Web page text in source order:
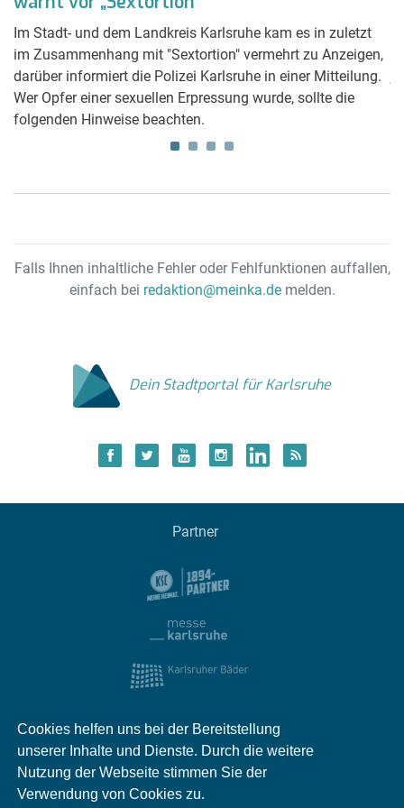
Cookies helfen uns bei der Bereitstellung
unserer Inhalte und Dienste. Durch die weitere
Nutzung der Webseite stimmen Sie der
Verwendung von Cookies zu.
Im Stadt- und dem Landkreis Karlsruhe kam es in zuletzt
im Zusammenhang mit "Sextortion" vermehrt zu Anzeigen,
darüber informiert die Polizei Karlsruhe in einer Mitteilung.
Wer Opfer einer sexuellen Erpressung wurde, sollte die
folgenden Hinweise beachten.
Falls Ihnen inhaltliche Fehler oder Fehlfunktionen auffallen,
einfach bei redaktion@meinka.demelden.
Dein Stadtportal für Karlsruhe
Partner